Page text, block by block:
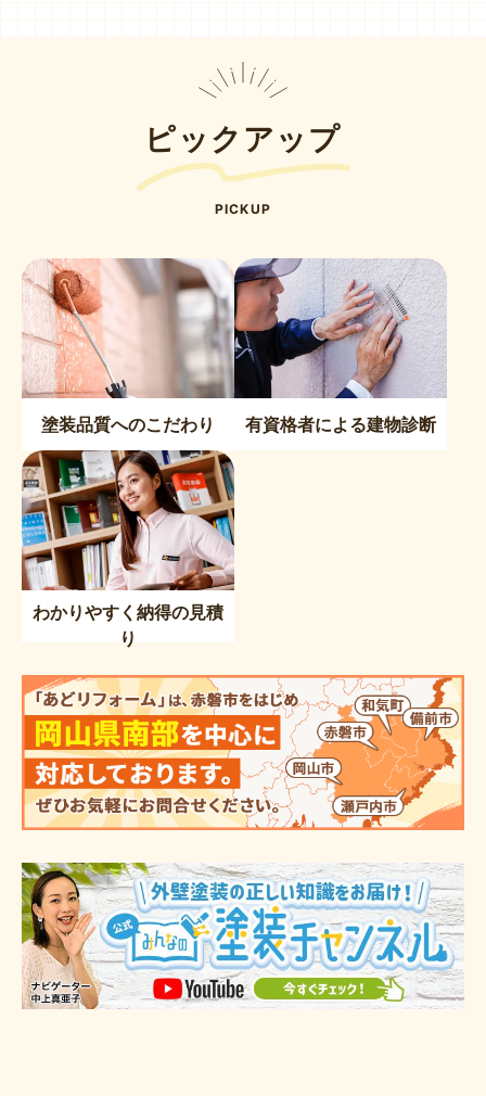
ピックアップ
PICKUP
塗装品質へのこだわり 有資格者による建物診断
わかりやすく納得の見積
り